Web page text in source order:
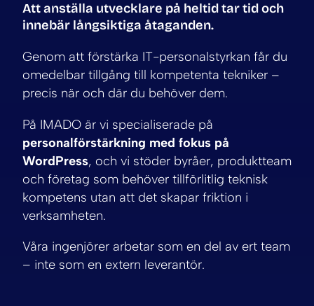
Att anställa utvecklare på heltid tar tid och
innebär långsiktiga åtaganden.
Genom att förstärka IT-personalstyrkan får du
omedelbar tillgång till kompetenta tekniker –
precis när och där du behöver dem.
På IMADO är vi specialiserade på
personalförstärkning med fokus på
WordPress, och vi stöder byråer, produktteam
och företag som behöver tillförlitlig teknisk
kompetens utan att det skapar friktion i
verksamheten.
Våra ingenjörer arbetar som en del av ert team
– inte som en extern leverantör.